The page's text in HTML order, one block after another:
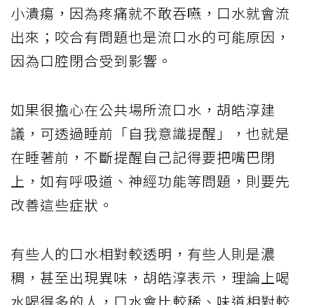
小潰瘍，因為疼痛就不敢吞嚥，口水就會流
出來；咬合有問題也是流口水的可能原因，
因為口腔閉合受到影響。
如果很擔心在公共場所流口水，胡皓淳建
議，可透過睡前「自我意識提醒」，也就是
在睡著前，不斷提醒自己記得要把嘴巴閉
上，如有呼吸道、神經功能等問題，則要先
改善這些症狀。
有些人的口水相對較透明，有些人則是濃
稠，甚至出現異味，胡皓淳表示，理論上喝